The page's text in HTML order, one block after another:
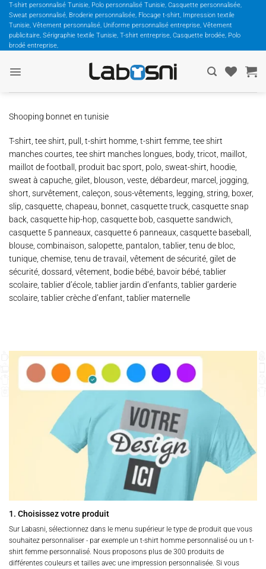
Passer
contenu
T-shirt personnalisé Tunisie, Polo personnalisé Tunisie, Casquette personnalisée,
Sweat personnalisé, Broderie personnalisée, Flocage t-shirt, Impression textile
Tunisie, Vêtement personnalisé, Uniforme personnalisé entreprise, Vêtement
publicitaire, Sérigraphie textile Tunisie, T-shirt entreprise, Casquette brodée, Polo
brodé entreprise,
Shooping bonnet en tunisie
T-shirt, tee shirt, pull, t-shirt homme, t-shirt femme, tee shirt
manches courtes, tee shirt manches longues, body, tricot, maillot,
maillot de football, produit bac sport, polo, sweat-shirt, hoodie,
sweat à capuche, gilet, blouson, veste, débardeur, marcel, jogging,
short, survêtement, caleçon, sous-vêtements, legging, string, boxer,
slip, casquette, chapeau, bonnet, casquette truck, casquette snap
back, casquette hip-hop, casquette bob, casquette sandwich,
casquette 5 panneaux, casquette 6 panneaux, casquette baseball,
blouse, combinaison, salopette, pantalon, tablier, tenu de bloc,
tunique, chemise, tenu de travail, vêtement de sécurité, gilet de
sécurité, dossard, vêtement, bodie bébé, bavoir bébé, tablier
scolaire, tablier d’école, tablier jardin d’enfants, tablier garderie
scolaire, tablier crèche d’enfant, tablier maternelle
1. Choisissez votre produit
Sur Labasni, sélectionnez dans le menu supérieur le type de produit que vous
souhaitez personnaliser - par exemple un t-shirt homme personnalisé ou un t-
shirt femme personnalisé. Nous proposons plus de 300 produits de
différentes couleurs et tailles avec une impression personnalisée. Si vous